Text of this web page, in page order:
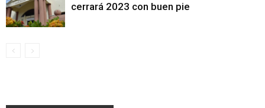
cerrará 2023 con buen pie